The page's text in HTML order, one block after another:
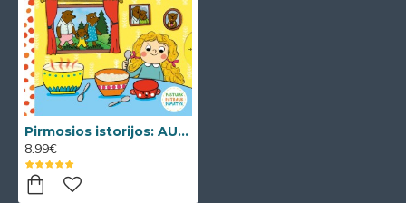
Pirmosios istorijos: AUKSAPLAUKĖ IR TRYS LOKIAI (Su slankiosiomis detalėmis)
8.99€